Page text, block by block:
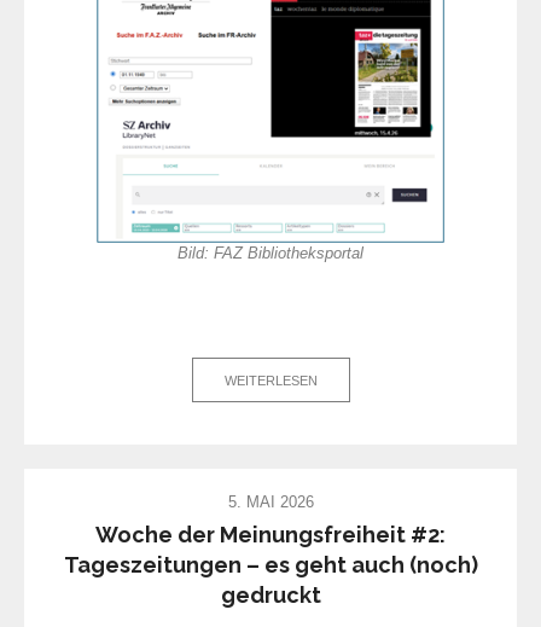
Bild: FAZ Bibliotheksportal
WEITERLESEN
5. MAI 2026
Woche der Meinungsfreiheit #2:
Tageszeitungen – es geht auch (noch)
gedruckt